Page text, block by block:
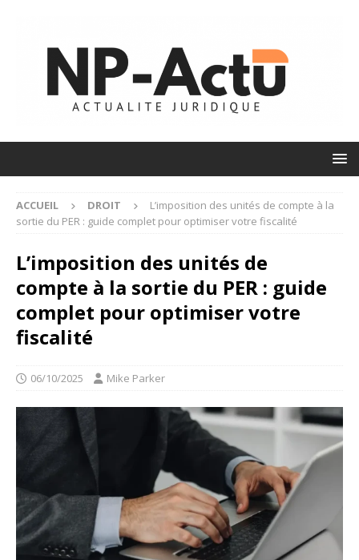
ACCUEIL DROIT
L’imposition des unités de compte à la
sortie du PER : guide complet pour optimiser votre fiscalité
L’imposition des unités de
compte à la sortie du PER : guide
complet pour optimiser votre
fiscalité
06/10/2025 Mike Parker